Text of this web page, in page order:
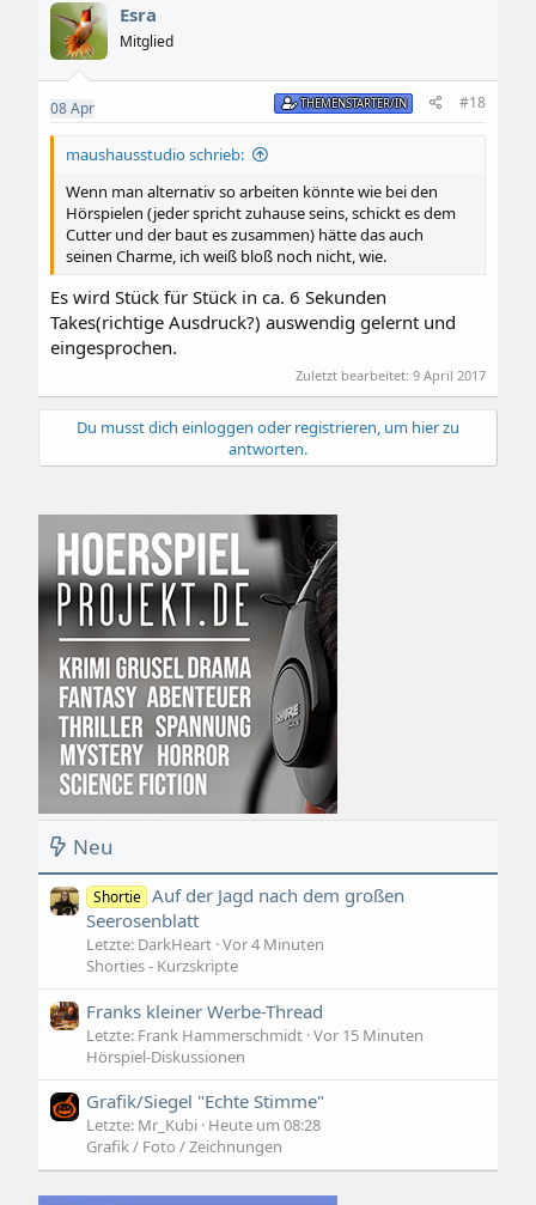
Esra
Mitglied
08 Apr THEMENSTARTER/IN #18
maushausstudio schrieb:
Wenn man alternativ so arbeiten könnte wie bei den
Hörspielen (jeder spricht zuhause seins, schickt es dem
Cutter und der baut es zusammen) hätte das auch
seinen Charme, ich weiß bloß noch nicht, wie.
Es wird Stück für Stück in ca. 6 Sekunden
Takes(richtige Ausdruck?) auswendig gelernt und
eingesprochen.
Zuletzt bearbeitet: 9 April 2017
Du musst dich einloggen oder registrieren, um hier zu
antworten.
Neu
Shortie Auf der Jagd nach dem großen
Seerosenblatt
Letzte: DarkHeart Vor 4 Minuten
Shorties - Kurzskripte
Franks kleiner Werbe-Thread
Letzte: Frank Hammerschmidt Vor 15 Minuten
Hörspiel-Diskussionen
Grafik/Siegel "Echte Stimme"
Letzte: Mr_Kubi Heute um 08:28
Grafik / Foto / Zeichnungen